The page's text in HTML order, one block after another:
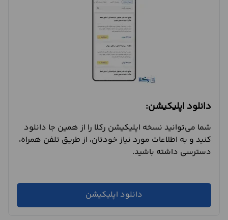
دانلود اپلیکیشن:
شما می‌توانید نسخه اپلیکیشن رکلا را از همین جا دانلود
کنید و به اطلاعات مورد نیاز خودتان، از طریق تلفن همراه،
دسترسی داشته باشید.
دانلود اپلیکیشن